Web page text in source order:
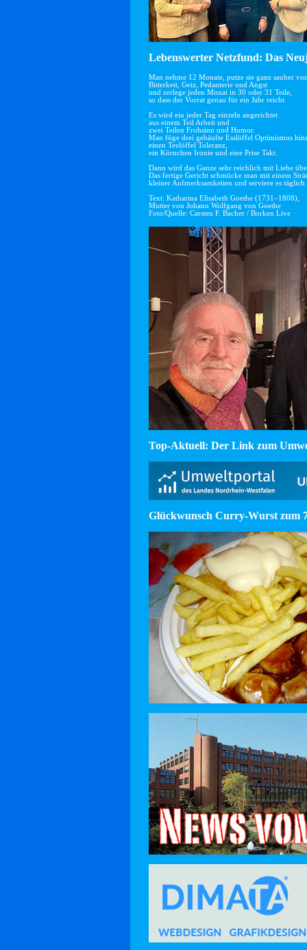
Lebenswerter Netzfund: Das
Man nehme 12 Monate, putze sie ganz sauber
Bitterkeit, Geiz, Pedanterie und Angst
und zerlege jeden Monat in 30 oder 31 Teile,
so dass der Vorrat genau für ein Jahr reicht.
Es wird ein jeder Tag einzeln angerichtet
aus einem Teil Arbeit und
zwei Teilen Frohsinn und Humor.
Man füge drei gehäufte Esslöffel Optimismus
einen Teelöffel Toleranz,
ein Körnchen Ironie und eine Prise Takt.
Dann wird das Ganze sehr reichlich mit Liebe
Das fertige Gericht schmücke man mit einem
kleiner Aufmerksamkeiten und serviere es
Text: Katharina Elisabeth Goethe (1731–1808),
Mutter von Johann Wolfgang von Goethe
Foto/Quelle: Carsten F. Bacher / Borken Live
Top-Aktuell: Der Link zum
Glückwunsch Curry-Wurst zum